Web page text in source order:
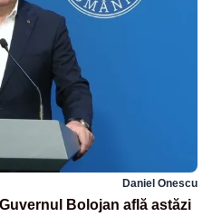
Daniel Onescu
Bolojan află astăzi